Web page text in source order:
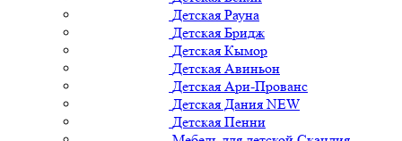
Детская Рауна
Детская Бридж
Детская Кымор
Детская Авиньон
Детская Ари-Прованс
Детская Дания NEW
Детская Пенни